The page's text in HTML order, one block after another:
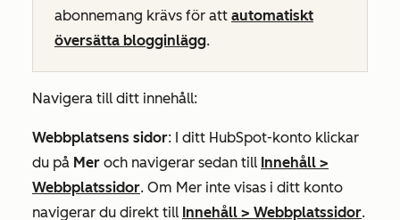
abonnemang krävs för att automatiskt
översätta blogginlägg.
Navigera till ditt innehåll:
Webbplatsens sidor: I ditt HubSpot-konto klickar
du på Mer och navigerar sedan till Innehåll >
Webbplatssidor. Om Mer inte visas i ditt konto
navigerar du direkt till Innehåll > Webbplatssidor.